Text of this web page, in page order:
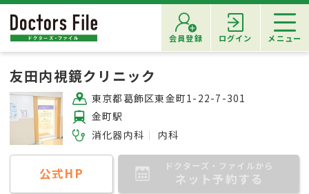
会員登録 ログイン メニュー
友田内視鏡クリニック
東京都葛飾区東金町1-22-7-301
金町駅
消化器内科
内科
公式HP ドクターズ・ファイルから
ネット予約する